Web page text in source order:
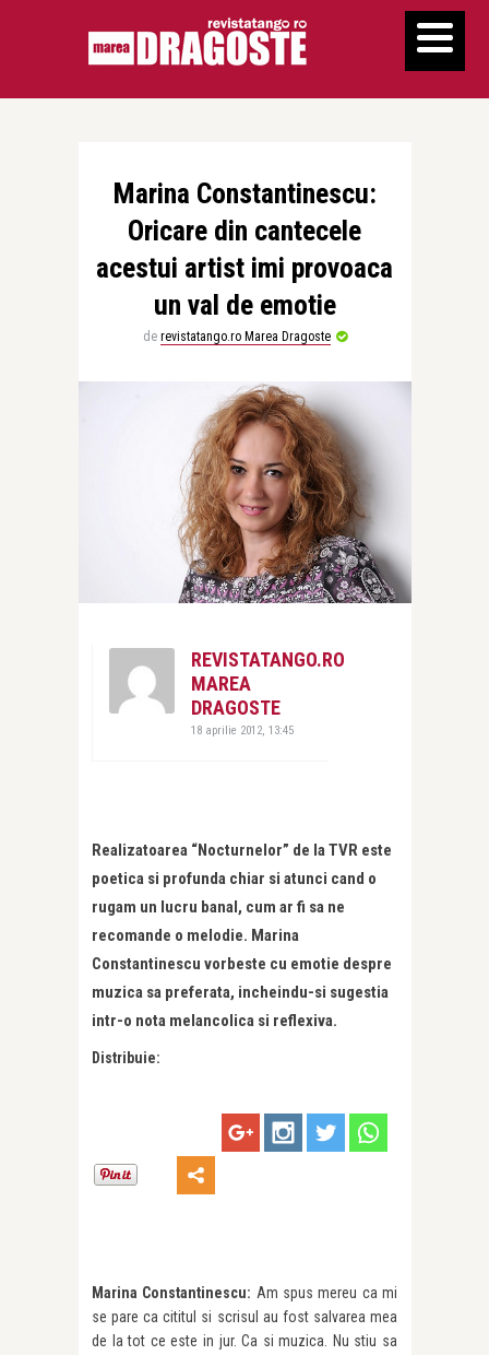
Marina Constantinescu:
Oricare din cantecele
acestui artist imi provoaca
un val de emotie
de revistatango.ro Marea Dragoste
REVISTATANGO.RO
MAREA
DRAGOSTE
18 aprilie 2012, 13:45
Realizatoarea “Nocturnelor” de la TVR este
poetica si profunda chiar si atunci cand o
rugam un lucru banal, cum ar fi sa ne
recomande o melodie. Marina
Constantinescu vorbeste cu emotie despre
muzica sa preferata, incheindu-si sugestia
intr-o nota melancolica si reflexiva.
Distribuie:
Marina Constantinescu: Am spus mereu ca mi
se pare ca cititul si scrisul au fost salvarea mea
de la tot ce este in jur. Ca si muzica. Nu stiu sa